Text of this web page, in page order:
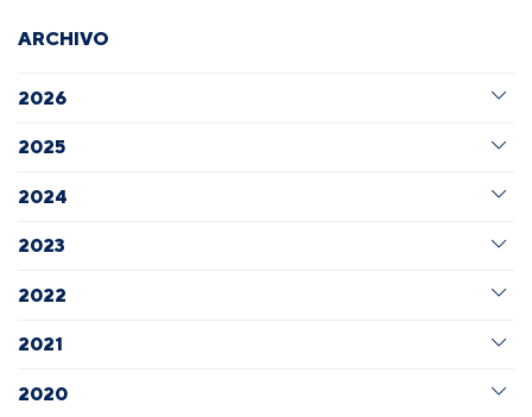
ARCHIVO
2026
2025
2024
2023
2022
2021
2020